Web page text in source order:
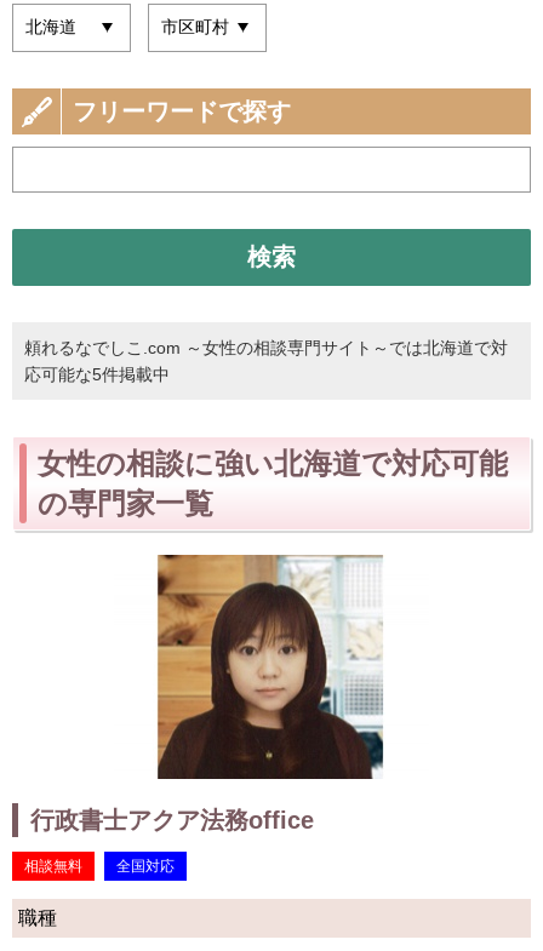
フリーワードで探す
検索
頼れるなでしこ.com ～女性の相談専門サイト～では北海道で対
応可能な5件掲載中
女性の相談に強い北海道で対応可能
の専門家一覧
行政書士アクア法務office
相談無料 全国対応
職種